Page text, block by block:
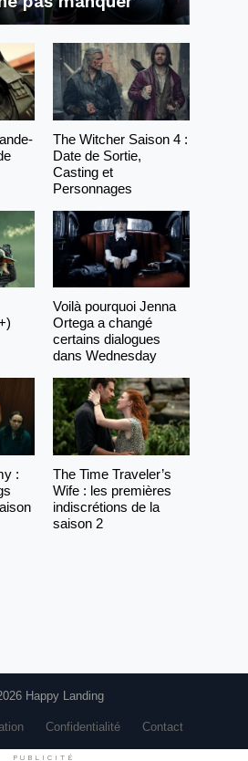
The Witcher Saison 4 :
Date de Sortie,
Casting et
Personnages
Voilà pourquoi Jenna
Ortega a changé
certains dialogues
dans Wednesday
:
The Time Traveler’s
Wife : les premières
indiscrétions de la
saison 2
Happy Landing
Confidentialité Contact
PUBLICITÉ